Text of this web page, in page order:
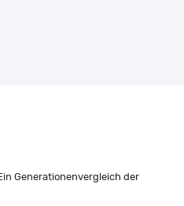
Generationenvergleich der